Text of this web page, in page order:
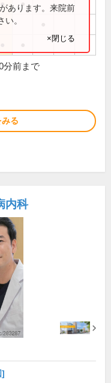
● ●
あります。来院前
。
×閉じる
分前まで
る
内科
]